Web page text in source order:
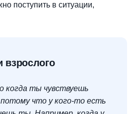
поступить в ситуации,
взрослого
когда ты чувствуешь
потому что у кого-то есть